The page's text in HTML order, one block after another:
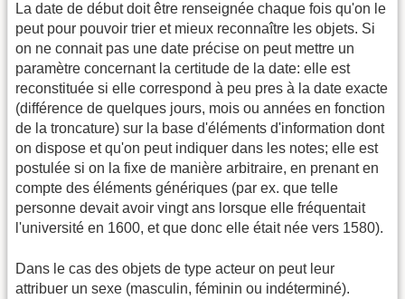
La date de début doit être renseignée chaque fois qu'on le
peut pour pouvoir trier et mieux reconnaître les objets. Si
on ne connait pas une date précise on peut mettre un
paramètre concernant la certitude de la date: elle est
reconstituée si elle correspond à peu pres à la date exacte
(différence de quelques jours, mois ou années en fonction
de la troncature) sur la base d'éléments d'information dont
on dispose et qu'on peut indiquer dans les notes; elle est
postulée si on la fixe de manière arbitraire, en prenant en
compte des éléments génériques (par ex. que telle
personne devait avoir vingt ans lorsque elle fréquentait
l'université en 1600, et que donc elle était née vers 1580).
Dans le cas des objets de type acteur on peut leur
attribuer un sexe (masculin, féminin ou indéterminé).